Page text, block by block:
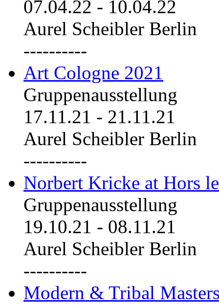
07.04.22 - 10.04.22
Aurel Scheibler Berlin
----------
Art Cologne 2021
Gruppenausstellung
17.11.21 - 21.11.21
Aurel Scheibler Berlin
----------
Norbert Kricke at Hors
Gruppenausstellung
19.10.21 - 08.11.21
Aurel Scheibler Berlin
----------
Modern & Tribal